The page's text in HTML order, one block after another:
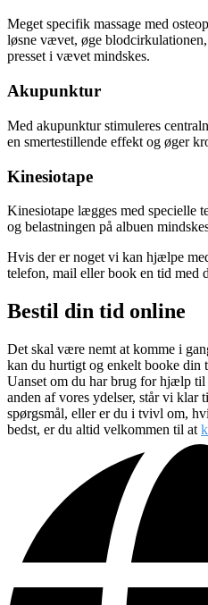
Meget specifik massage med
løsne vævet, øge
presset i vævet mindskes.
Akupunktur
Med akupunktur stimuleres
en smertestillende effekt og øger
Kinesiotape
Kinesiotape lægges med specielle
og belastningen på albuen
Hvis der er noget vi kan hjælpe
telefon, mail eller book en tid med
Bestil din tid online
Det skal være nemt at komme i
kan du hurtigt og enkelt booke din
Uanset om du har brug for hjælp til
anden af vores ydelser, står vi klar
spørgsmål, eller er du i tvivl om,
bedst, er du altid velkommen til at